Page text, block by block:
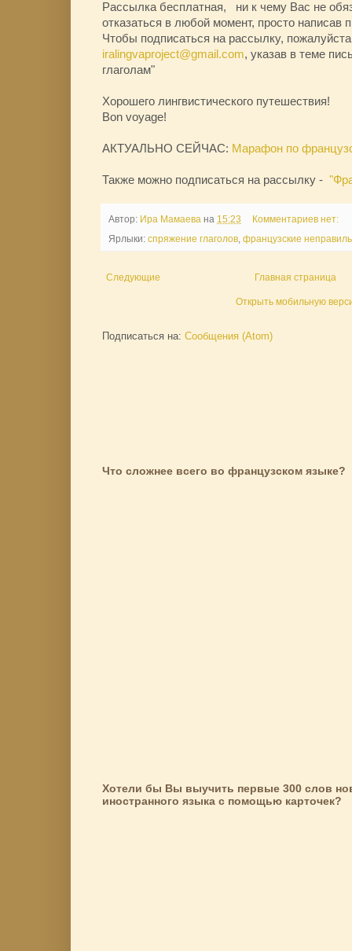
Рассылка бесплатная, ни к чему Вас не
отказаться в любой момент, просто написав
Чтобы подписаться на рассылку,
iralingvaproject@gmail.com, указав в теме
глаголам"
Хорошего лингвистического путешествия!
Bon voyage!
АКТУАЛЬНО СЕЙЧАС: Марафон по
Также можно подписаться на рассылку -
Автор: Ира Мамаева на 15:23
Комментариев нет:
Ярлыки: спряжение глаголов французские
Следующие Главная страница
Открыть мобильную
Подписаться на: Сообщения (Atom)
Что сложнее всего во французском языке?
Хотели бы Вы выучить первые 300 слов
иностранного языка с помощью карточек?